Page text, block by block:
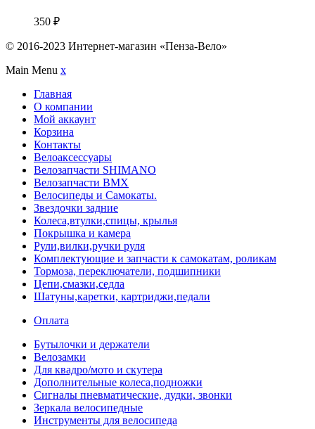
350 ₽
© 2016-2023 Интернет-магазин «Пенза-Вело»
Main Menu x
Главная
О компании
Мой аккаунт
Корзина
Контакты
Велоаксессуары
Велозапчасти SHIMANO
Велозапчасти BMX
Велосипеды и Самокаты.
Звездочки задние
Колеса,втулки,спицы, крылья
Покрышка и камера
Рули,вилки,ручки руля
Комплектующие и запчасти к самокатам, роликам
Тормоза, переключатели, подшипники
Цепи,смазки,седла
Шатуны,каретки, картриджи,педали
Оплата
Бутылочки и держатели
Велозамки
Для квадро/мото и скутера
Дополнительные колеса,подножки
Сигналы пневматические, дудки, звонки
Зеркала велосипедные
Инструменты для велосипеда